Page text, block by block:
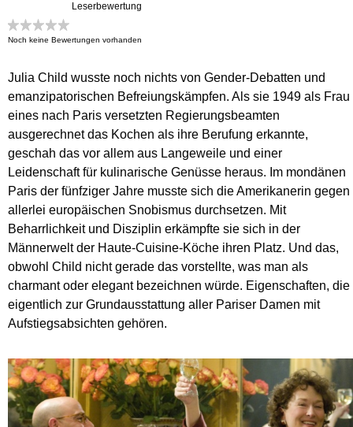
Leserbewertung
Noch keine Bewertungen vorhanden
Julia Child wusste noch nichts von Gender-Debatten und
emanzipatorischen Befreiungskämpfen. Als sie 1949 als Frau
eines nach Paris versetzten Regierungsbeamten
ausgerechnet das Kochen als ihre Berufung erkannte,
geschah das vor allem aus Langeweile und einer
Leidenschaft für kulinarische Genüsse heraus. Im mondänen
Paris der fünfziger Jahre musste sich die Amerikanerin gegen
allerlei europäischen Snobismus durchsetzen. Mit
Beharrlichkeit und Disziplin erkämpfte sie sich in der
Männerwelt der Haute-Cuisine-Köche ihren Platz. Und das,
obwohl Child nicht gerade das vorstellte, was man als
charmant oder elegant bezeichnen würde. Eigenschaften, die
eigentlich zur Grundausstattung aller Pariser Damen mit
Aufstiegsabsichten gehören.